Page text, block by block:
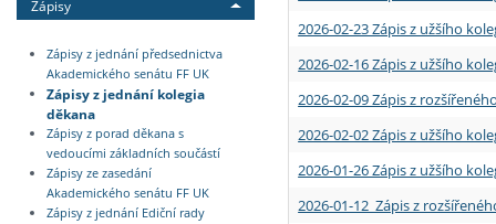
Zápisy
Zápisy z jednání předsednictva
Akademického senátu FF UK
Zápisy z jednání kolegia
děkana
Zápisy z porad děkana s
vedoucími základních součástí
Zápisy ze zasedání
Akademického senátu FF UK
Zápisy z jednání Ediční rady
2026-02-23 Zápis z užšího
2026-02-16 Zápis z užšího
2026-02-09 Zápis z
2026-02-02 Zápis z užšího
2026-01-26 Zápis z užšího
2026-01-12 Zápis z